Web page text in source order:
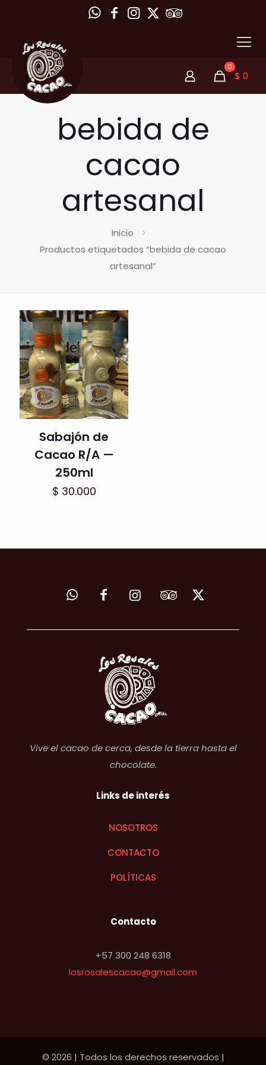
0
$ 0
bebida de
cacao
artesanal
Inicio
Productos etiquetados “bebida de cacao
artesanal”
Sabajón de
Cacao R/A —
250ml
$ 30.000
Vive el cacao de cerca, desde la tierra hasta el
chocolate.
Links de interés
NOSOTROS
CONTACTO
POLÍTICAS
Contacto
+57 300 248 6318
losrosalescacao@gmail.com
© 2026 | Todos los derechos reservados |